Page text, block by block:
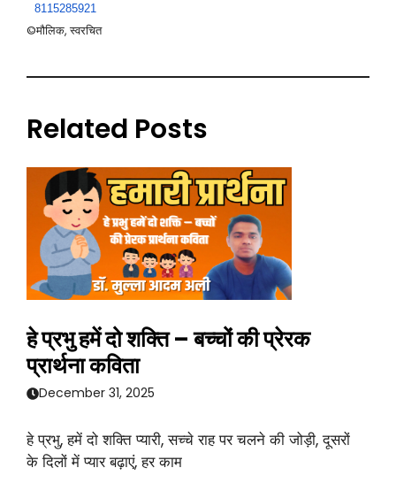
8115285921
©मौलिक, स्वरचित
Related Posts
हे प्रभु हमें दो शक्ति – बच्चों की प्रेरक
प्रार्थना कविता
December 31, 2025
हे प्रभु, हमें दो शक्ति प्यारी, सच्चे राह पर चलने की जोड़ी, दूसरों
के दिलों में प्यार बढ़ाएं, हर काम